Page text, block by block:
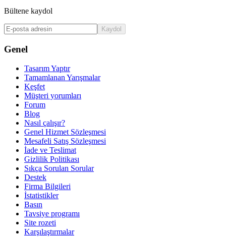
Bültene kaydol
Kaydol
Genel
Tasarım Yaptır
Tamamlanan Yarışmalar
Keşfet
Müşteri yorumları
Forum
Blog
Nasıl çalışır?
Genel Hizmet Sözleşmesi
Mesafeli Satış Sözleşmesi
İade ve Teslimat
Gizlilik Politikası
Sıkça Sorulan Sorular
Destek
Firma Bilgileri
İstatistikler
Basın
Tavsiye programı
Site rozeti
Karşılaştırmalar